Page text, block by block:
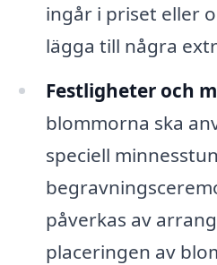
ingår i priset eller
lägga till några
Festligheter och
blommorna ska
speciell
påverkas av
placeringen av